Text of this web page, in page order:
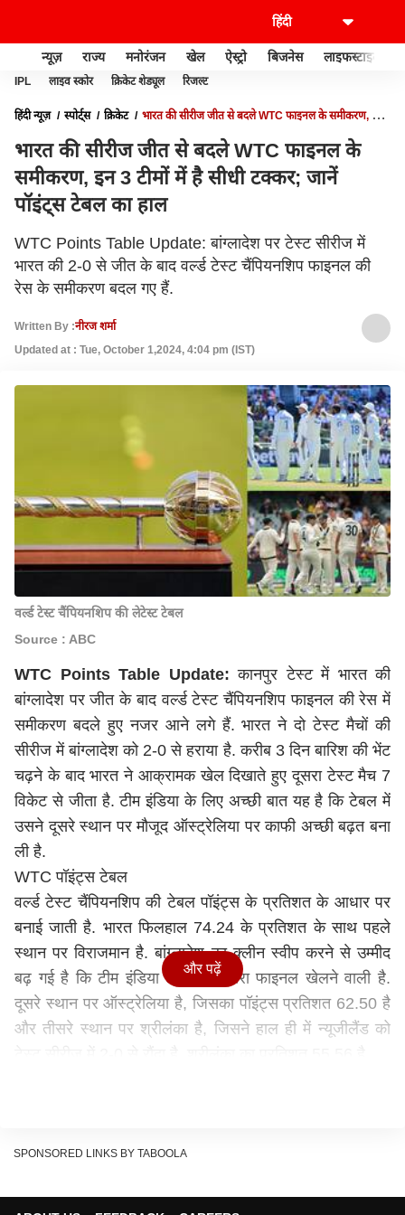
न्यूज़ राज्य मनोरंजन खेल ऐस्ट्रो बिजनेस लाइफस्टाइल
IPL लाइव स्कोर क्रिकेट शेड्यूल रिजल्ट
हिंदी न्यूज़ स्पोर्ट्स क्रिकेट
भारत की सीरीज जीत से बदले WTC फाइनल के समीकरण, इन
भारत की सीरीज जीत से बदले WTC फाइनल के
समीकरण, इन 3 टीमों में है सीधी टक्कर; जानें
पॉइंट्स टेबल का हाल
WTC Points Table Update: बांग्लादेश पर टेस्ट सीरीज में
भारत की 2-0 से जीत के बाद वर्ल्ड टेस्ट चैंपियनशिप फाइनल की
रेस के समीकरण बदल गए हैं.
Written By :नीरज शर्मा
Updated at : Tue, October 1,2024, 4:04 pm (IST)
वर्ल्ड टेस्ट चैंपियनशिप की लेटेस्ट टेबल
Source : ABC
WTC Points Table Update: कानपुर टेस्ट में भारत की
बांग्लादेश पर जीत के बाद वर्ल्ड टेस्ट चैंपियनशिप फाइनल की रेस में
समीकरण बदले हुए नजर आने लगे हैं. भारत ने दो टेस्ट मैचों की
सीरीज में बांग्लादेश को 2-0 से हराया है. करीब 3 दिन बारिश की भेंट
चढ़ने के बाद भारत ने आक्रामक खेल दिखाते हुए दूसरा टेस्ट मैच 7
विकेट से जीता है. टीम इंडिया के लिए अच्छी बात यह है कि टेबल में
उसने दूसरे स्थान पर मौजूद ऑस्ट्रेलिया पर काफी अच्छी बढ़त बना
ली है.
WTC पॉइंट्स टेबल
वर्ल्ड टेस्ट चैंपियनशिप की टेबल पॉइंट्स के प्रतिशत के आधार पर
बनाई जाती है. भारत फिलहाल 74.24 के प्रतिशत के साथ पहले
स्थान पर विराजमान है. बांग्लादेश का क्लीन स्वीप करने से उम्मीद
बढ़ गई है कि टीम इंडिया लगातार तीसरा फाइनल खेलने वाली है.
दूसरे स्थान पर ऑस्ट्रेलिया है, जिसका पॉइंट्स प्रतिशत 62.50 है
और तीसरे स्थान पर श्रीलंका है, जिसने हाल ही में न्यूजीलैंड को
सकती है, जिसे अगले महीनों में बागलादेश, श्रीलंका और फिर
और पढ़ें
SPONSORED LINKS BY TABOOLA